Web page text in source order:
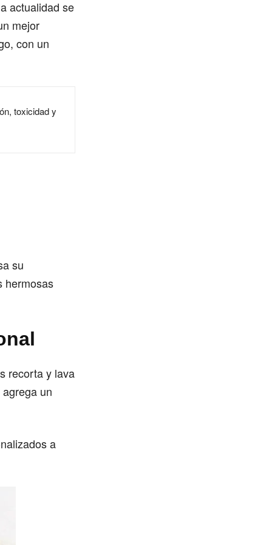
actualidad se
mejor
con un
toxicidad y
su
hermosas
recorta y lava
un
a